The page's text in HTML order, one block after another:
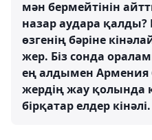
мән бермейтінін
назар аудара қалды?
өзгенің бәріне
жер. Біз сонда
ең алдымен Армения
жердің жау қолында
бірқатар елдер кінәлі.